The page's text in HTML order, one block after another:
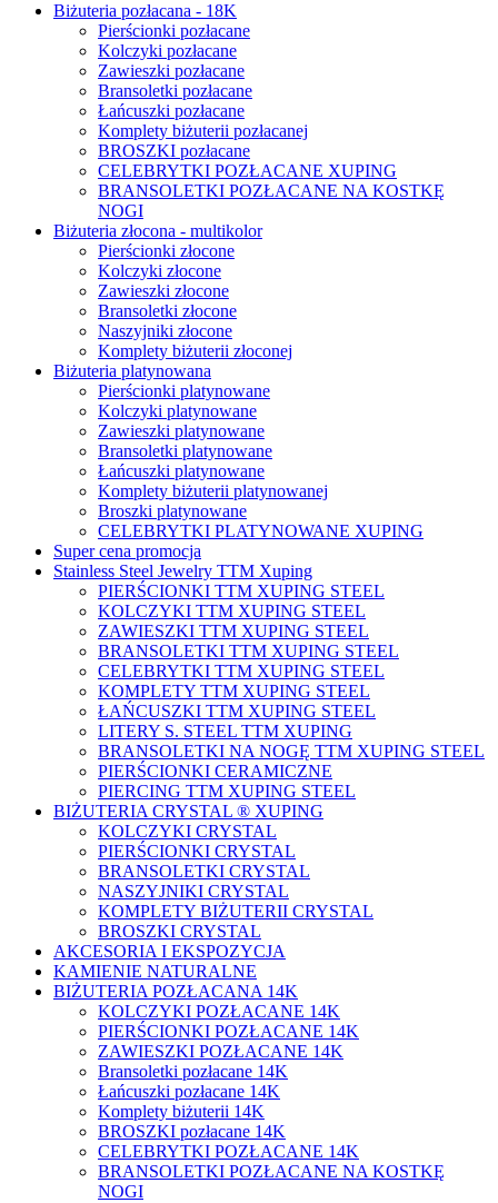
Biżuteria pozłacana - 18K
Pierścionki pozłacane
Kolczyki pozłacane
Zawieszki pozłacane
Bransoletki pozłacane
Łańcuszki pozłacane
Komplety biżuterii pozłacanej
BROSZKI pozłacane
CELEBRYTKI POZŁACANE XUPING
BRANSOLETKI POZŁACANE NA KOSTKĘ
NOGI
Biżuteria złocona - multikolor
Pierścionki złocone
Kolczyki złocone
Zawieszki złocone
Bransoletki złocone
Naszyjniki złocone
Komplety biżuterii złoconej
Biżuteria platynowana
Pierścionki platynowane
Kolczyki platynowane
Zawieszki platynowane
Bransoletki platynowane
Łańcuszki platynowane
Komplety biżuterii platynowanej
Broszki platynowane
CELEBRYTKI PLATYNOWANE XUPING
Super cena promocja
Stainless Steel Jewelry TTM Xuping
PIERŚCIONKI TTM XUPING STEEL
KOLCZYKI TTM XUPING STEEL
ZAWIESZKI TTM XUPING STEEL
BRANSOLETKI TTM XUPING STEEL
CELEBRYTKI TTM XUPING STEEL
KOMPLETY TTM XUPING STEEL
ŁAŃCUSZKI TTM XUPING STEEL
LITERY S. STEEL TTM XUPING
BRANSOLETKI NA NOGĘ TTM XUPING STEEL
PIERŚCIONKI CERAMICZNE
PIERCING TTM XUPING STEEL
BIŻUTERIA CRYSTAL ® XUPING
KOLCZYKI CRYSTAL
PIERŚCIONKI CRYSTAL
BRANSOLETKI CRYSTAL
NASZYJNIKI CRYSTAL
KOMPLETY BIŻUTERII CRYSTAL
BROSZKI CRYSTAL
AKCESORIA I EKSPOZYCJA
KAMIENIE NATURALNE
BIŻUTERIA POZŁACANA 14K
KOLCZYKI POZŁACANE 14K
PIERŚCIONKI POZŁACANE 14K
ZAWIESZKI POZŁACANE 14K
Bransoletki pozłacane 14K
Łańcuszki pozłacane 14K
Komplety biżuterii 14K
BROSZKI pozłacane 14K
CELEBRYTKI POZŁACANE 14K
BRANSOLETKI POZŁACANE NA KOSTKĘ
NOGI